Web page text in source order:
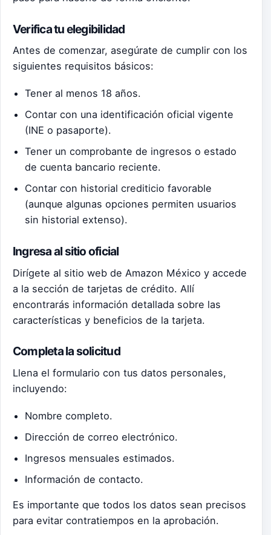
Verifica tu elegibilidad
Antes de comenzar, asegúrate de cumplir con los
siguientes requisitos básicos:
Tener al menos 18 años.
Contar con una identificación oficial vigente
(INE o pasaporte).
Tener un comprobante de ingresos o estado
de cuenta bancario reciente.
Contar con historial crediticio favorable
(aunque algunas opciones permiten usuarios
sin historial extenso).
Ingresa al sitio oficial
Dirígete al sitio web de Amazon México y accede
a la sección de tarjetas de crédito. Allí
encontrarás información detallada sobre las
características y beneficios de la tarjeta.
Completa la solicitud
Llena el formulario con tus datos personales,
incluyendo:
Nombre completo.
Dirección de correo electrónico.
Ingresos mensuales estimados.
Información de contacto.
Es importante que todos los datos sean precisos
para evitar contratiempos en la aprobación.